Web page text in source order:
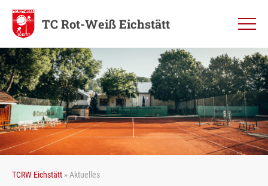
TC Rot-Weiß Eichstätt
TCRW Eichstätt » Aktuelles